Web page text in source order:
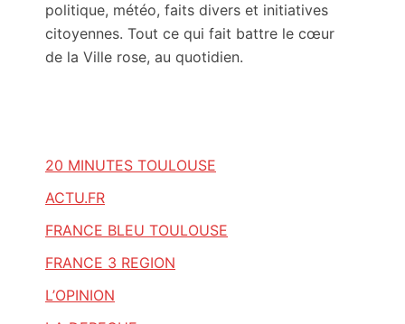
politique, météo, faits divers et initiatives
citoyennes. Tout ce qui fait battre le cœur
de la Ville rose, au quotidien.
20 MINUTES TOULOUSE
ACTU.FR
FRANCE BLEU TOULOUSE
FRANCE 3 REGION
L’OPINION